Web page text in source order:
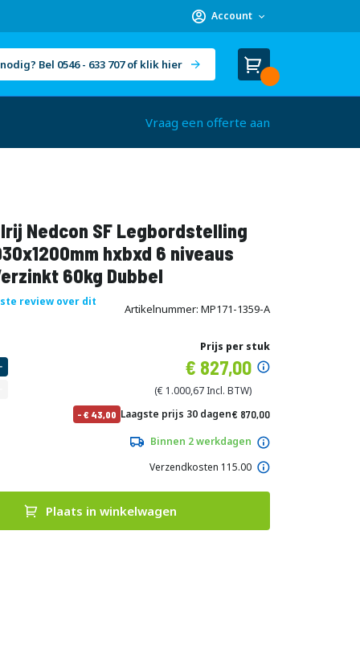
Account
Bel 0546 - 633 707 of klik hier
Winkelwagen
Cart
Vraag een offerte aan
Nedcon SF Legbordstelling
hxbxd 6 niveaus
60kg Dubbel
review over dit
Artikelnummer MP171-1359-A
Prijs per stuk
Speciale
prijs
827,00
1.000,67
- 43,00 Laagste prijs 30 dagen
Normale
870,00
Binnen 2 werkdagen
Verzendkosten 115.00
Plaats in winkelwagen